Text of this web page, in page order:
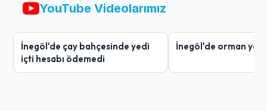
YouTube Videolarımız
İnegöl'de çay bahçesinde yedi
içti hesabı ödemedi
İnegöl'de orman